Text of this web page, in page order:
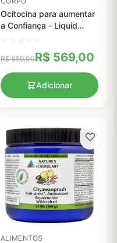
Ocitocina para aumentar
a Confiança - Liquid
R$659,00R$ 569,00
Adicionar
ALIMENTOS